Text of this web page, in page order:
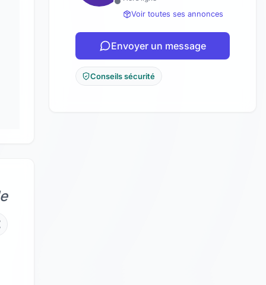
Voir toutes ses annonces
Envoyer un message
Conseils sécurité